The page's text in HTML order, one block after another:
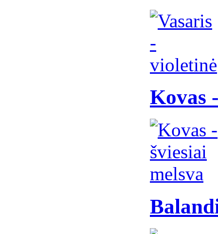
Kovas